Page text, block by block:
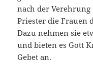
nach der
Priester die Frauen
Dazu nehmen sie
und bieten es Gott
Gebet an.